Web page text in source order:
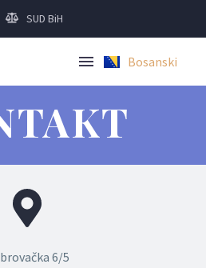
SUD BiH
Bosanski
English
6/5